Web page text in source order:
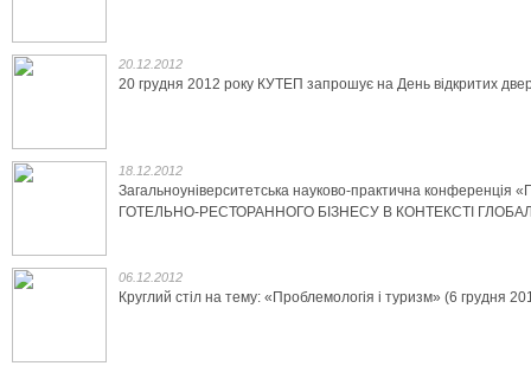
20.12.2012
20 грудня 2012 року КУТЕП запрошує на День відкритих
18.12.2012
Загальноуніверситетська науково-практична
ГОТЕЛЬНО-РЕСТОРАННОГО БІЗНЕСУ В КОНТЕКСТІ
06.12.2012
Круглий стіл на тему: «Проблемологія і туризм» (6 грудня